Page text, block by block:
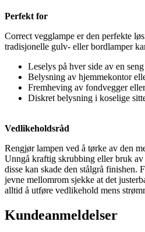
Perfekt for
Correct vegglampe er den perfekte
tradisjonelle gulv- eller bordlamper
Leselys på hver side av en seng
Belysning av hjemmekontor
Fremheving av fondvegger
Diskret belysning i koselige
Vedlikeholdsråd
Rengjør lampen ved å tørke av den
Unngå kraftig skrubbing eller bruk av
disse kan skade den stålgrå finishen.
jevne mellomrom sjekke at det
alltid å utføre vedlikehold mens
Kundeanmeldelser